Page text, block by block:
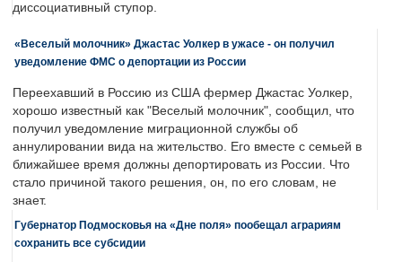
диссоциативный ступор.
«Веселый молочник» Джастас Уолкер в ужасе - он получил
уведомление ФМС о депортации из России
Переехавший в Россию из США фермер Джастас Уолкер,
хорошо известный как "Веселый молочник", сообщил, что
получил уведомление миграционной службы об
аннулировании вида на жительство. Его вместе с семьей в
ближайшее время должны депортировать из России. Что
стало причиной такого решения, он, по его словам, не
знает.
Губернатор Подмосковья на «Дне поля» пообещал аграриям
сохранить все субсидии